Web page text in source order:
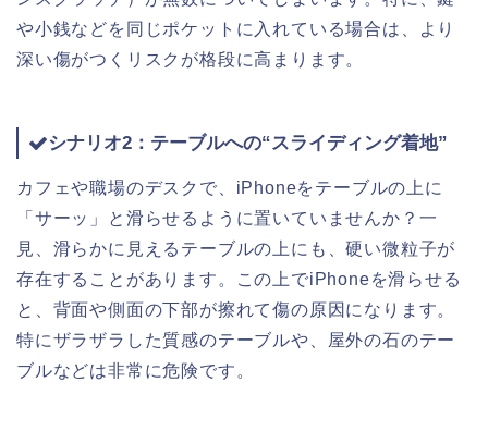
や小銭などを同じポケットに入れている場合は、より
深い傷がつくリスクが格段に高まります。
シナリオ2：テーブルへの“スライディング着地”
カフェや職場のデスクで、iPhoneをテーブルの上に
「サーッ」と滑らせるように置いていませんか？一
見、滑らかに見えるテーブルの上にも、硬い微粒子が
存在することがあります。この上でiPhoneを滑らせる
と、背面や側面の下部が擦れて傷の原因になります。
特にザラザラした質感のテーブルや、屋外の石のテー
ブルなどは非常に危険です。